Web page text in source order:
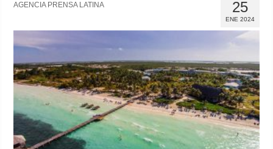
25
ENE 2024
AGENCIA PRENSA LATINA